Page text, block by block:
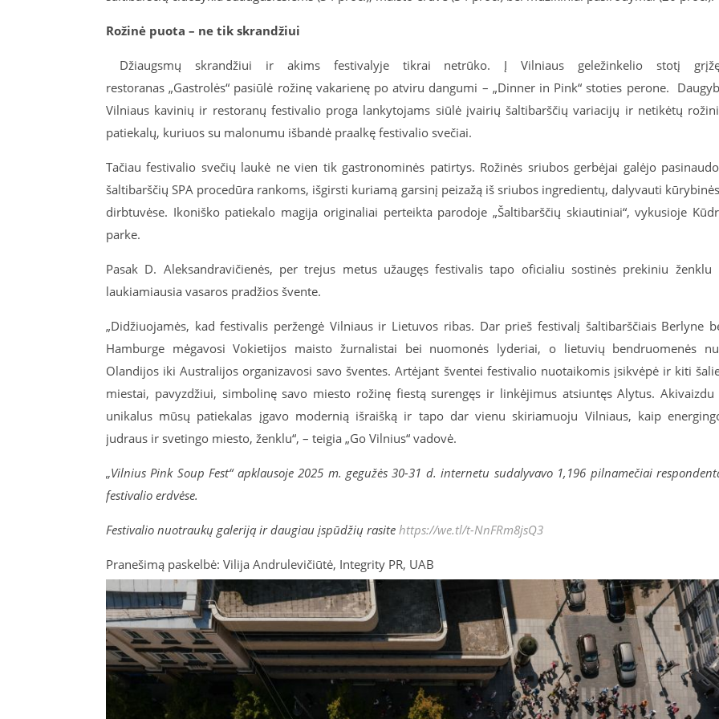
Rožinė puota – ne tik skrandžiui
Džiaugsmų skrandžiui ir akims festivalyje tikrai netrūko. Į Vilniaus geležinkelio stotį
restoranas „Gastrolės“ pasiūlė rožinę vakarienę po atviru dangumi – „Dinner in Pink“ stoties perone.
Vilniaus kavinių ir restoranų festivalio proga lankytojams siūlė įvairių šaltibarščių variacijų ir netikėtų
patiekalų, kuriuos su malonumu išbandė praalkę festivalio svečiai.
Tačiau festivalio svečių laukė ne vien tik gastronominės patirtys. Rožinės sriubos gerbėjai galėjo
šaltibarščių SPA procedūra rankoms, išgirsti kuriamą garsinį peizažą iš sriubos ingredientų, dalyvauti
dirbtuvėse. Ikoniško patiekalo magija originaliai perteikta parodoje „Šaltibarščių skiautiniai“, vykusioje
parke.
Pasak D. Aleksandravičienės, per trejus metus užaugęs festivalistapo oficialiu sostinės prekiniu ženklu
laukiamiausia vasaros pradžios švente.
„Didžiuojamės, kad festivalis peržengė Vilniaus ir Lietuvos ribas. Dar prieš festivalį šaltibarščiais Berlyne
Hamburge mėgavosi Vokietijos maisto žurnalistai bei nuomonės lyderiai, o lietuvių bendruomenės
Olandijos iki Australijos organizavosi savo šventes. Artėjant šventei festivalio nuotaikomis įsikvėpė ir kiti
miestai, pavyzdžiui, simbolinę savo miesto rožinę fiestą surengęs ir linkėjimus atsiuntęs Alytus. Akivaizdu
unikalus mūsų patiekalas įgavo modernią išraišką ir tapo dar vienu skiriamuoju Vilniaus, kaip
judraus ir svetingo miesto, ženklu“, – teigia „Go Vilnius“ vadovė.
„Vilnius Pink Soup Fest“ apklausoje 2025 m. gegužės 30-31 d. internetu sudalyvavo 1,196 pilnamečiai
festivalio erdvėse.
Festivalio nuotraukų galeriją ir daugiau įspūdžių rasite https://we.tl/t-NnFRm8jsQ3
Pranešimą paskelbė: Vilija Andrulevičiūtė, Integrity PR, UAB